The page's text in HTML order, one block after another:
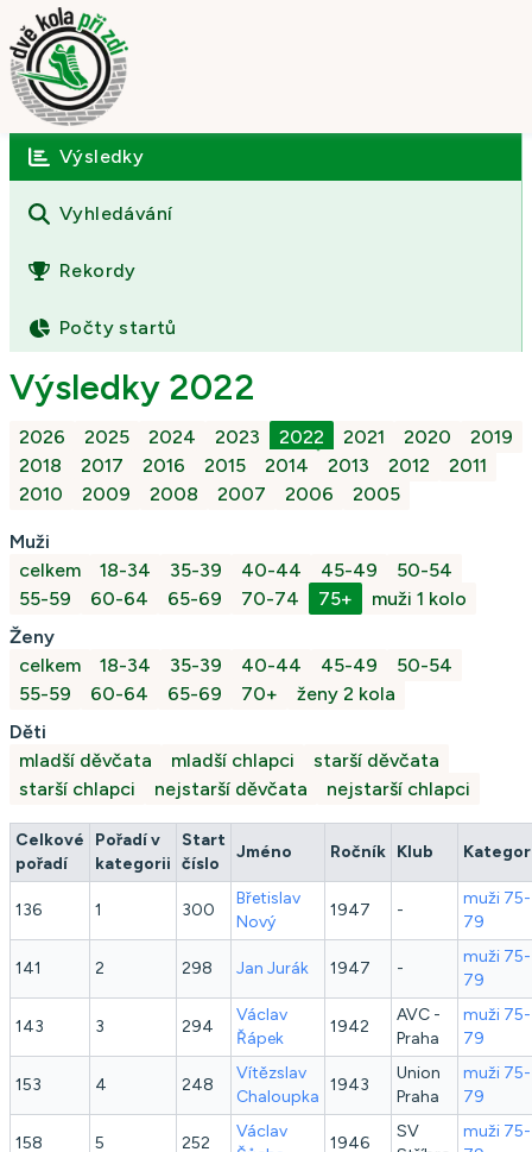
Úvod
O závodě
Výsledky
Fotogalerie
Kontakt
Výsledky
Vyhledávání
Rekordy
Počty startů
Výsledky 2022
2026 2025 2024 2023 2022 2021 2020
2019
2018
2017 2016 2015 2014 2013 2012
2011
2010
2009 2008 2007 2006 2005
Muži
celkem
18-34 35-39 40-44 45-49
50-54
55-59
60-64 65-69 70-74 75+
muži 1 kolo
Ženy
celkem
18-34 35-39 40-44 45-49
50-54
55-59
60-64 65-69 70+
ženy 2 kola
Děti
mladší děvčata
mladší chlapci
starší děvčata
starší chlapci
nejstarší děvčata nejstarší chlapci
Celkové
pořadí
Pořadí v
kategorii
Start
číslo
Jméno Ročník Klub
136 1 300
Břetislav
Nový
1947 -
muži 75-
79
141 2 298 Jan Jurák 1947 -
muži 75-
79
143 3 294
Václav
Řápek
1942
AVC -
Praha
muži 75-
79
153 4 248
Vítězslav
Chaloupka
1943
Union
Praha
muži 75-
79
158 5 252
Václav
1946
SV
muži 75-